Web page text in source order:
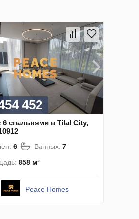
452
6 спальнями в Tilal City,
6 Ванных: 7
858 м²
Peace Homes